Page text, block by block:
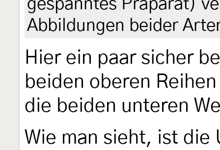
gespanntes Präparat)
Abbildungen beider
Hier ein paar sicher
beiden oberen
die beiden unteren
Wie man sieht, ist die